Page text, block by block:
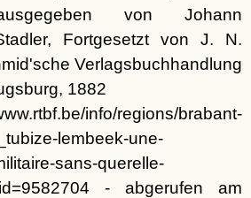
von Johann
Fortgesetzt von J. N.
Verlagsbuchhandlung
1882
info/regions/brabant-
lembeek-une-
sans-querelle-
- abgerufen am